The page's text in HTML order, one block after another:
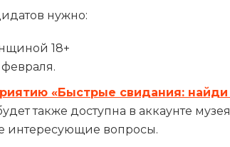
нужно:
18+
«Быстрые свидания:
также доступна в аккаунте
интересующие вопросы.